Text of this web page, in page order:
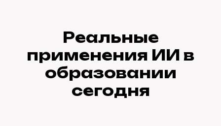
Реальные
применения ИИ в
образовании
сегодня